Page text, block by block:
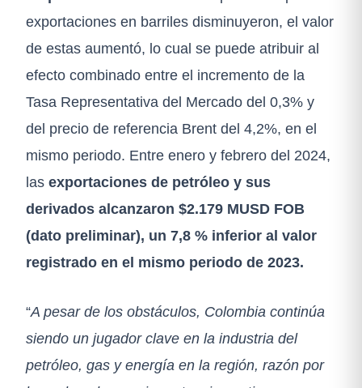
exportaciones en barriles disminuyeron, el valor
de estas aumentó, lo cual se puede atribuir al
efecto combinado entre el incremento de la
Tasa Representativa del Mercado del 0,3% y
del precio de referencia Brent del 4,2%, en el
mismo periodo. Entre enero y febrero del 2024,
las exportaciones de petróleo y sus
derivados alcanzaron $2.179 MUSD FOB
(dato preliminar), un 7,8 % inferior al valor
registrado en el mismo periodo de 2023.
“A pesar de los obstáculos, Colombia continúa
siendo un jugador clave en la industria del
petróleo, gas y energía en la región, razón por